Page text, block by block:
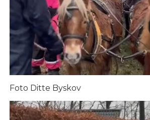
Foto Ditte Byskov